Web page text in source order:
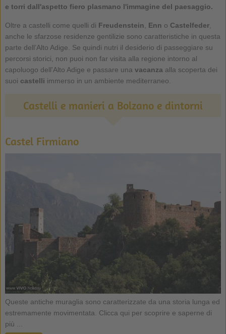
e torri dall'aspetto fiero plasmano l'immagine del paesaggio.
Oltre a castelli come quelli di Freudenstein Enn o Castelfeder,
anche le sfarzose residenze gentilizie sono caratteristiche in questa
parte dell’Alto Adige. Se quindi nutri il desiderio di passeggiare su
percorsi storici, non puoi non far visita alla regione intorno al
capoluogo dell'Alto Adige e passare una vacanza alla scoperta dei
suoi castelli immerso in un ambiente mediterraneo.
Castelli e manieri a Bolzano e dintorni
Castel Firmiano
Queste antiche muraglia sono caratterizzate da una storia lunga ed
estremamente movimentata. Clicca qui per scoprire e saperne di
più ...